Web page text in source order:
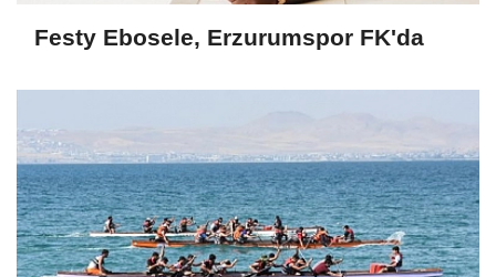
Festy Ebosele, Erzurumspor FK'da